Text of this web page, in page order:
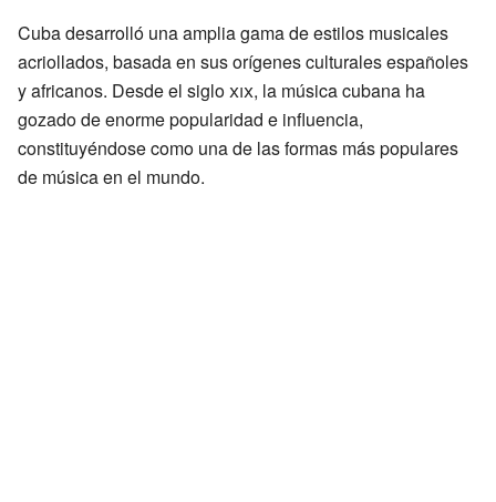
Cuba desarrolló una amplia gama de estilos musicales
acriollados, basada en sus orígenes culturales españoles
y africanos. Desde el sigloxix, la música cubana ha
gozado de enorme popularidad e influencia,
constituyéndose como una de las formas más populares
de música en el mundo.